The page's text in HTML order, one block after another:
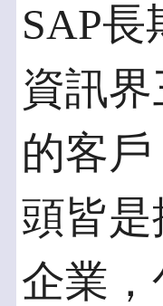
SAP長
資訊
的客
頭皆是
企業